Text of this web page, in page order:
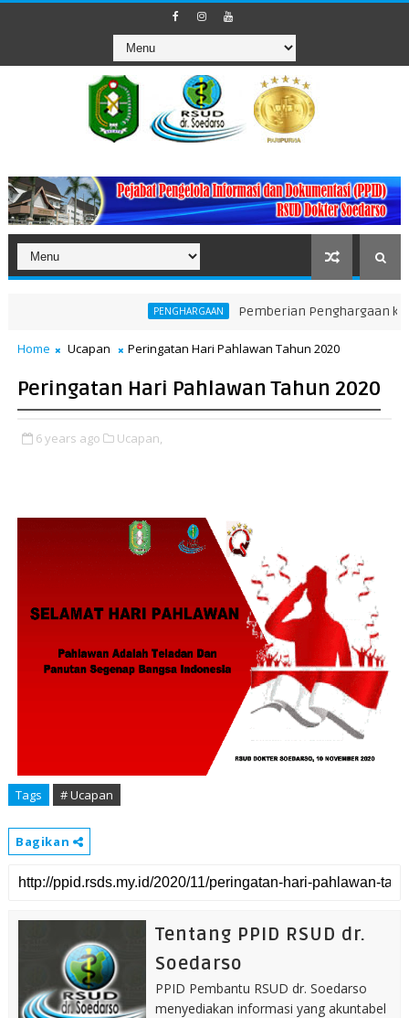
PENGHARGAAN Pemberian Penghargaan kepada
Home Ucapan Peringatan Hari Pahlawan Tahun 2020
Peringatan Hari Pahlawan Tahun 2020
6 years ago Ucapan,
Tags # Ucapan
Bagikan
Tentang PPID RSUD dr.
Soedarso
PPID Pembantu RSUD dr. Soedarso
menyediakan informasi yang akuntabel